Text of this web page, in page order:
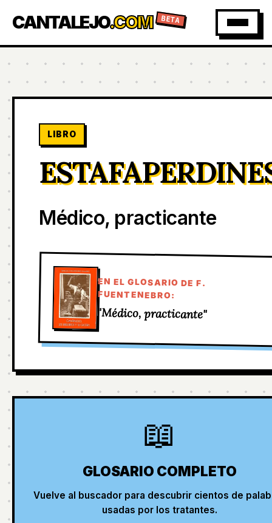
CANTALEJO.COM BETA
LIBRO
Médico, practicante
EN EL GLOSARIO DE F.
FUENTENEBRO:
"Médico, practicante"
📖
GLOSARIO COMPLETO
Vuelve al buscador para descubrir cientos de
usadas por los tratantes.